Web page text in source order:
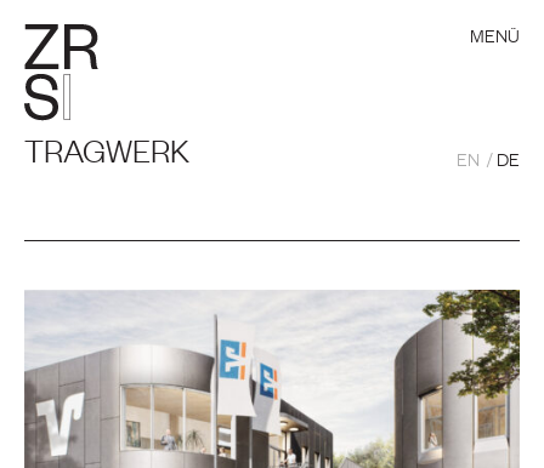
TRAGWERK
MENÜ
EN DE